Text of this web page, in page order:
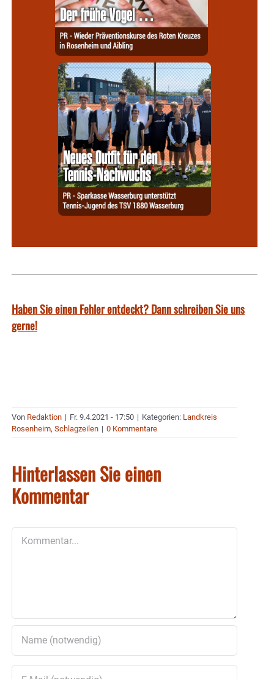
Haben Sie einen Fehler entdeckt? Dann schreiben Sie uns
gerne!
Von Redaktion | Fr. 9.4.2021 - 17:50 | Kategorien: Landkreis
Rosenheim, Schlagzeilen | 0 Kommentare
Hinterlassen Sie einen
Kommentar